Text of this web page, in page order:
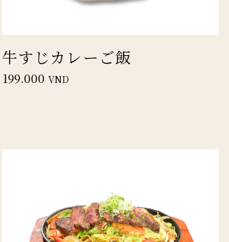
牛すじカレーご飯
199.000 VND